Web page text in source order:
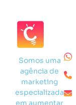
Somos uma
agência de
marketing
especializada
em aumentar